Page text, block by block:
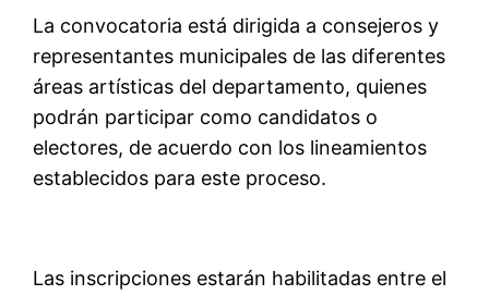
La convocatoria está dirigida a consejeros y
representantes municipales de las diferentes
áreas artísticas del departamento, quienes
podrán participar como candidatos o
electores, de acuerdo con los lineamientos
establecidos para este proceso.
Las inscripciones estarán habilitadas entre el